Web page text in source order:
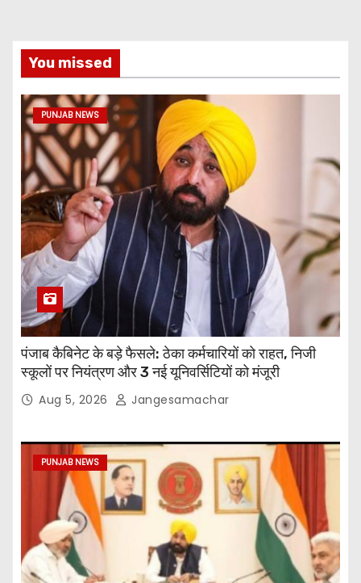
You missed
PUNJAB NEWS
पंजाब कैबिनेट के बड़े फैसले: ठेका कर्मचारियों को राहत, निजी
स्कूलों पर नियंत्रण और 3 नई यूनिवर्सिटियों को मंजूरी
Aug 5, 2026 Jangesamachar
PUNJAB NEWS